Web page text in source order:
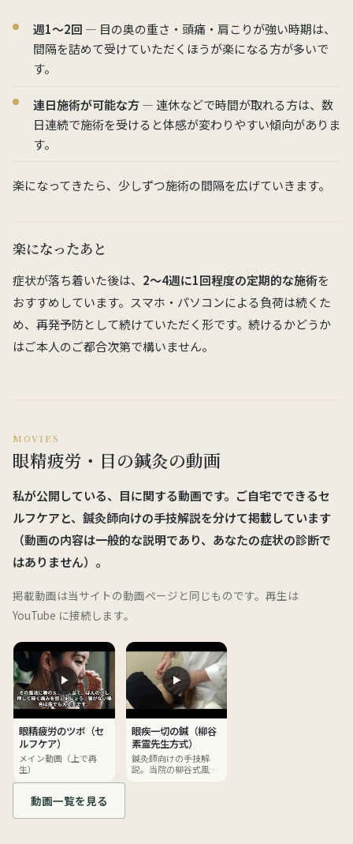
週1〜2回 — 目の奥の重さ・頭痛・肩こりが強い時期は、
間隔を詰めて受けていただくほうが楽になる方が多いで
す。
連日施術が可能な方— 連休などで時間が取れる方は、数
日連続で施術を受けると体感が変わりやすい傾向がありま
す。
楽になってきたら、少しずつ施術の間隔を広げていきます。
楽になったあと
症状が落ち着いた後は、 2〜4週に1回程度の定期的な施術を
おすすめしています。スマホ・パソコンによる負荷は続くた
め、再発予防として続けていただく形です。続けるかどうか
はご本人のご都合次第で構いません。
MOVIES
眼精疲労・目の鍼灸の動画
私が公開している、目に関する動画です。ご自宅でできるセ
ルフケアと、鍼灸師向けの手技解説を分けて掲載しています
（動画の内容は一般的な説明であり、あなたの症状の診断で
はありません）。
掲載動画は当サイトの動画ページと同じものです。再生は
YouTube に接続します。
眼精疲労のツボ（セ
ルフケア）
メイン動画（上で再
生）
眼疾一切の鍼（柳谷
素霊先生方式）
鍼灸師向けの手技解
説。当院の柳谷式風池
動画一覧を見る